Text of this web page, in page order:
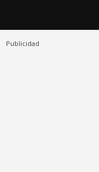
Publicidad